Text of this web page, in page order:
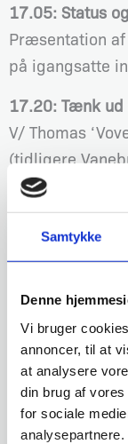
Samtykke
Denne
Vi bruger
annoncer, til at
at analysere
din brug af
for sociale
17.05: Status
Præsentation
på igangsatte
17.20: Tænk ud
V/ Thomas
(tidligere
vanebryder og
17.45:
18.35: Pause
Randers
19.20:
20.15:
Rosa Lykke